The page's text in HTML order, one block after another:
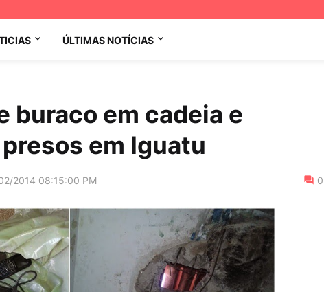
ÚLTIMAS NOTÍCIAS
buraco em cadeia e
em Iguatu
2014 08:15:00 PM 0